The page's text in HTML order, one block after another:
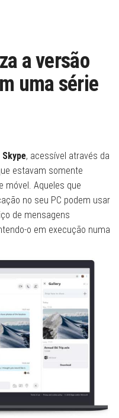
a versão
uma série
Skype, acessível através da
estavam somente
móvel. Aqueles que
no seu PC podem usar
de mensagens
o em execução numa